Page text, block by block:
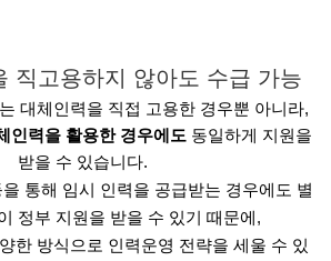
직고용하지 않아도 수급 가능
대체인력을 직접 고용한 경우뿐 아니라,
인력을 활용한 경우에도 동일하게 지원을
받을 수 있습니다.
통해 임시 인력을 공급받는 경우에도 별
정부 지원을 받을 수 있기 때문에,
한 방식으로 인력운영 전략을 세울 수 있